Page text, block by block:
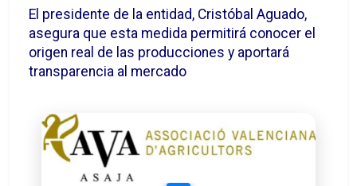
El presidente de la entidad, Cristóbal Aguado,
asegura que esta medida permitirá conocer el
origen real de las producciones y aportará
transparencia al mercado